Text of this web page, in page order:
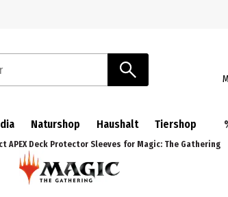
Naturshop Haushalt Tiershop
APEX Deck Protector Sleeves for Magic: The Gathering